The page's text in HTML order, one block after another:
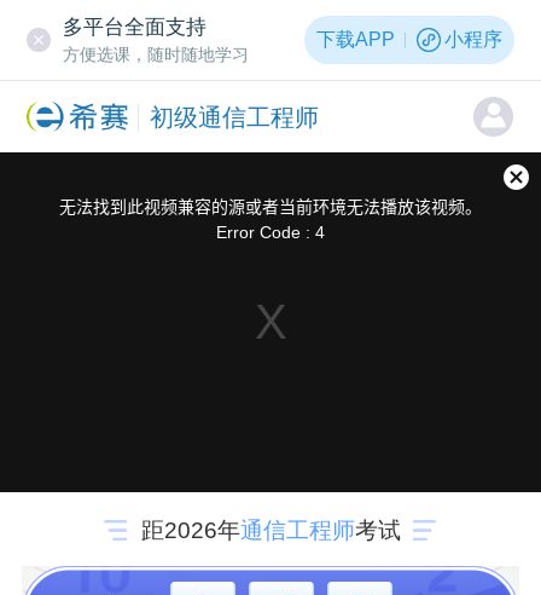
多平台全面支持
方便选课，随时随地学习
下载APP 小程序
初级通信工程师
距2026年通信工程师考试